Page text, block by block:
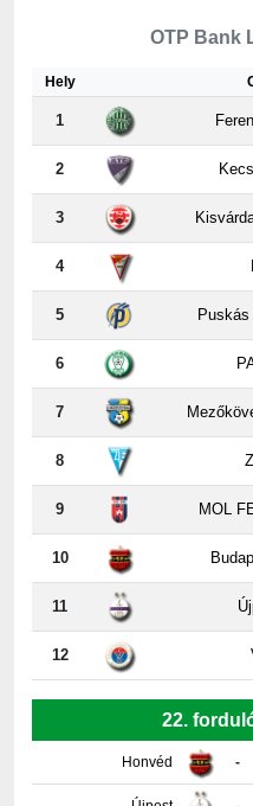
2
3
4
5
6
7
8
9 MOL
10
11
12
Honvéd -
Újpest
Paks